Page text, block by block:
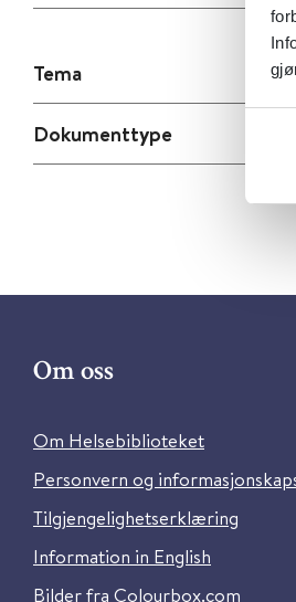
Tema
Dokumenttype
Om oss
Om Helsebiblioteket
Personvern og
Tilgjengelighetserklæring
Information in English
Bilder fra Colourbox.com